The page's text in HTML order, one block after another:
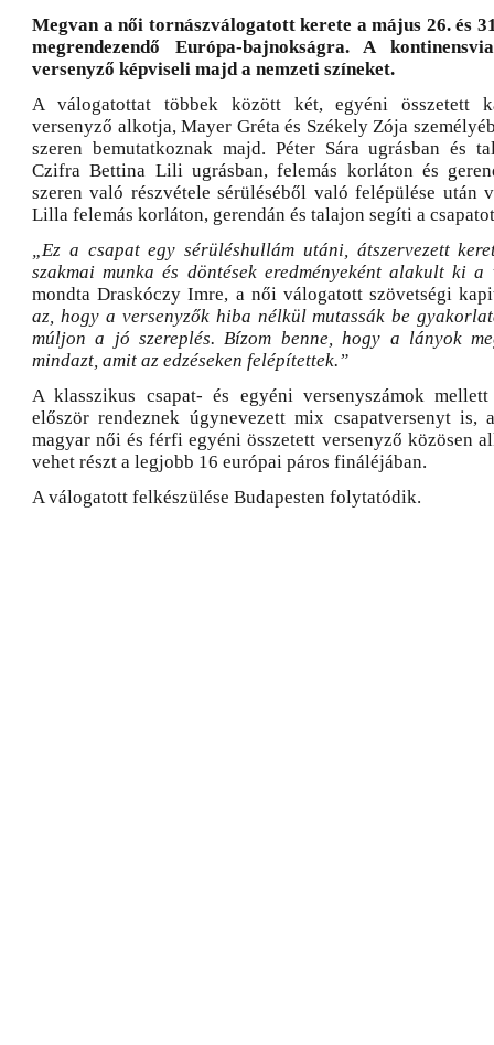
Megvan a női tornászválogatott kerete a május 26. és
megrendezendő Európa-bajnokságra. A
versenyző képviseli majd a nemzeti színeket.
A válogatottat többek között két, egyéni összetett
versenyző alkotja, Mayer Gréta és Székely Zója
szeren bemutatkoznak majd. Péter Sára ugrásban és
Czifra Bettina Lili ugrásban, felemás korláton és
szeren való részvétele sérüléséből való felépülése után
Lilla felemás korláton, gerendán és talajon segíti a
„Ez a csapat egy sérüléshullám utáni, átszervezett
szakmai munka és döntések eredményeként alakult ki a
mondta Draskóczy Imre, a női válogatott szövetségi
az, hogy a versenyzők hiba nélkül mutassák be
múljon a jó szereplés. Bízom benne, hogy a lányok
mindazt, amit az edzéseken felépítettek.”
A klasszikus csapat- és egyéni versenyszámok
először rendeznek úgynevezett mix csapatversenyt is,
magyar női és férfi egyéni összetett versenyző közösen
vehet részt a legjobb 16 európai páros fináléjában.
A válogatott felkészülése Budapesten folytatódik.